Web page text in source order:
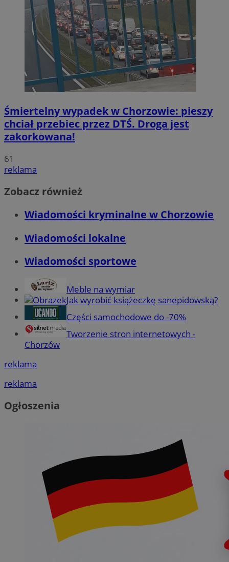
Śmiertelny wypadek w Chorzowie: pieszy
chciał przebiec przez DTŚ. Droga jest
zakorkowana!
61
reklama
Zobacz również
Wiadomości kryminalne w Chorzowie
Wiadomości lokalne
Wiadomości sportowe
Meble na wymiar
Jak wyrobić książeczkę sanepidowską?
Części samochodowe do -70%
Tworzenie stron internetowych -
Chorzów
reklama
reklama
Ogłoszenia